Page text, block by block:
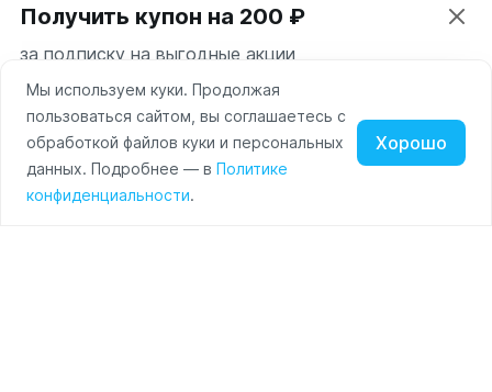
Наушники
Умные
8 (800) 123-55-44
msk@alpha-demo.ru
Акции
О магазине
Оплата
Получить купон на 200 ₽
за подписку на выгодные акции
Нажимая на кнопку «Подписаться» вы соглашаетесь с
условиями пользования и политикой конфиденциальности
сайта
Ваш город —Москва
Московская область
Изменить
Мы используем куки. Продолжая
пользоваться сайтом, вы соглашаетесь с
обработкой файлов куки и персональных
данных. Подробнее — в Политике
конфиденциальности.
Хорошо